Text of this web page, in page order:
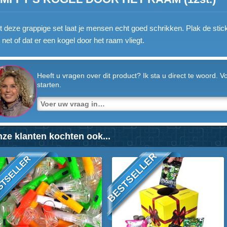
deze grappige set laat je mensen echt goed schrikken. Plak de
net of dat er een kogel door het raam vliegt.
Heeft u vragen over dit product? Ik sta u direct te woord.
starten.
klanten kochten ook...
BESTSELLER